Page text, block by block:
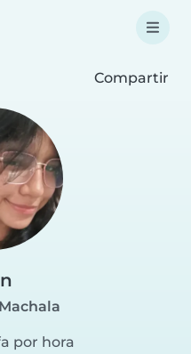
Compartir
por hora